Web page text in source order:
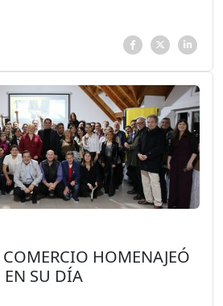
HOMENAJEÓ
EN SU DÍA